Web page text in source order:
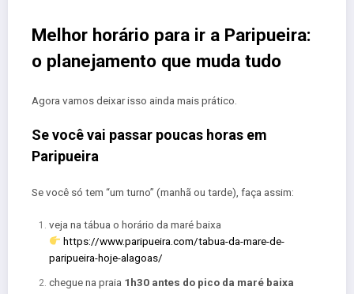
Melhor horário para ir a Paripueira:
o planejamento que muda tudo
Agora vamos deixar isso ainda mais prático.
Se você vai passar poucas horas em
Paripueira
Se você só tem “um turno” (manhã ou tarde), faça assim:
veja na tábua o horário da maré baixa
https://www.paripueira.com/tabua-da-mare-de-
paripueira-hoje-alagoas/
chegue na praia 1h30 antes do pico da maré baixa